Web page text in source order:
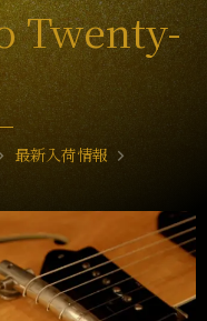
Twenty-
最新入荷情報